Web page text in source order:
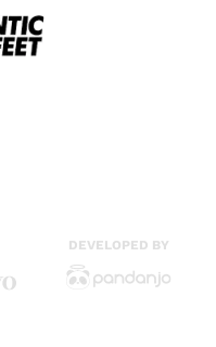
DEVELOPED BY